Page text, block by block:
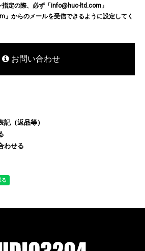
定の際、必ず「info@huc-ltd.com」
」からのメールを受信できるように設定してく
お問い合わせ
（返品等）
わせる